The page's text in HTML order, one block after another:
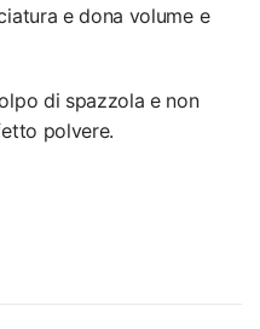
e dona volume e
di spazzola e non
polvere.